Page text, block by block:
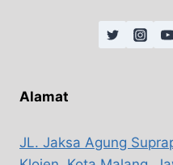
Alamat
JL. Jaksa Agung